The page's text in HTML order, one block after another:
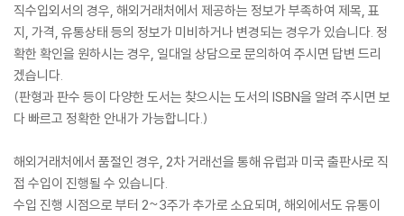
직수입외서의 경우, 해외거래처에서 제공하는 정보가 부족하여 제목, 표
지, 가격, 유통상태 등의 정보가 미비하거나 변경되는 경우가 있습니다. 정
확한 확인을 원하시는 경우, 일대일 상담으로 문의하여 주시면 답변 드리
겠습니다.
(판형과 판수 등이 다양한 도서는 찾으시는 도서의 ISBN을 알려 주시면 보
다 빠르고 정확한 안내가 가능합니다.)
해외거래처에서 품절인 경우, 2차 거래선을 통해 유럽과 미국 출판사로 직
접 수입이 진행될 수 있습니다.
수입 진행 시점으로 부터 2~3주가 추가로 소요되며, 해외에서도 유통이